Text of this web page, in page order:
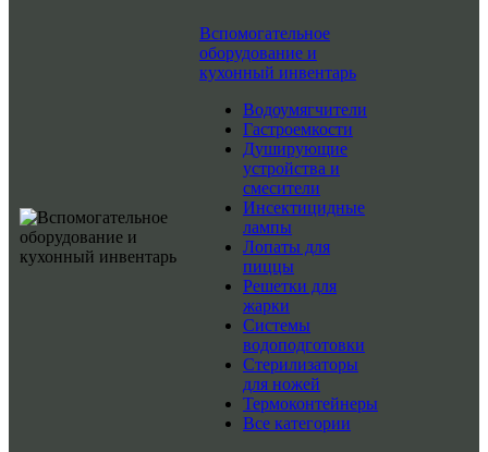
Вспомогательное
оборудование и
кухонный инвентарь
Водоумягчители
Гастроемкости
Душирующие
устройства и
смесители
Инсектицидные
лампы
Лопаты для
пиццы
Решетки для
жарки
Системы
водоподготовки
Стерилизаторы
для ножей
Термоконтейнеры
Все категории